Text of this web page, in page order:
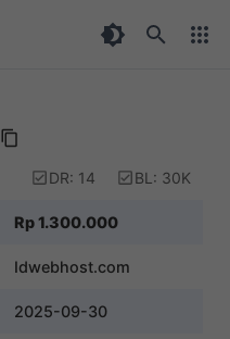
DR: 14 BL: 30K
Rp 1.300.000
Idwebhost.com
2025-09-30